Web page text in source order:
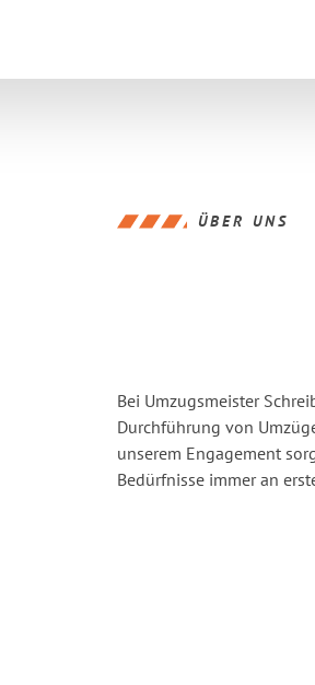
ÜBER UNS
Bei Umzugsmeister
Durchführung von
unserem Engagement
Bedürfnisse immer an